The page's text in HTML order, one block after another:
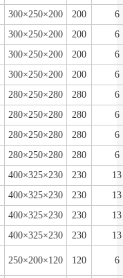
300×250×200 200
6
300×250×200 200
6
300×250×200 200
6
300×250×200 200
6
280×250×280 280
6
280×250×280 280
6
280×250×280 280
6
280×250×280 280
6
400×325×230 230
13
400×325×230 230
13
400×325×230 230
13
400×325×230 230
13
250×200×120 120 6